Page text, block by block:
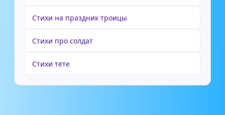
Стихи на праздник троицы
Стихи про солдат
Стихи тете